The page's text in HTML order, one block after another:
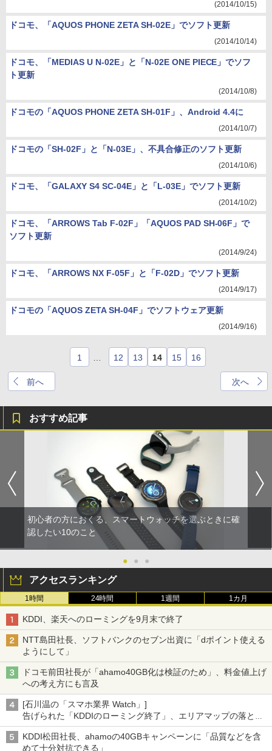
(2014/10/15)
ドコモ、「AQUOS PHONE ZETA SH-02E」でソフト更新
(2014/10/14)
ドコモ、「MEDIAS U N-02E」と「N-02E ONE PIECE」でソフ
ト更新
(2014/10/8)
ドコモの「AQUOS PHONE ZETA SH-01F」、Android 4.4に
(2014/10/7)
ドコモの「SH-02F」と「N-03E」、不具合修正のソフト更新
(2014/10/6)
ドコモ、「GALAXY S4 SC-04E」と「L-03E」でソフト更新
(2014/10/2)
ドコモ、「ARROWS Tab F-02F」「AQUOS PAD SH-06F」で
ソフト更新
(2014/9/24)
ドコモ、「ARROWS NX F-05F」と「F-02D」でソフト更新
(2014/9/17)
ドコモの「AQUOS ZETA SH-04F」でソフトウェア更新
(2014/9/16)
前へ
1 12 13 14 15 16
次へ
おすすめ記事
初心者の方におくる、スマートウォッチを選ぶときに確
認したい10のこと
● ● ●
アクセスランキング
1時間 24時間 1週間 1カ月
KDDI、楽天へのローミングを9月末で終了
NTT島田社長、ソフトバンクのセブン出資に「dポイント使える
ようにして」
ドコモ前田社長が「ahamo40GB化は検証のため」、料金値上げ
への考え方にも言及
[石川温の「スマホ業界 Watch」]
告げられた「KDDIのローミング終了」、エリアマップの落とし
穴と楽天モバイルの課題
KDDI松田社長、ahamoの40GBキャンペーンに「品質などを含
めて十分対抗できる」